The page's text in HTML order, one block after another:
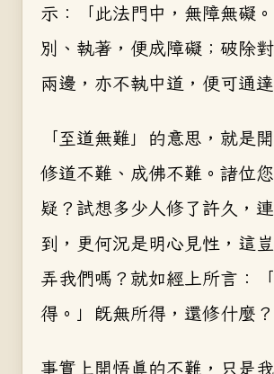
示：「此法門中，無障無礙
別、執著，便成障礙；破除
兩邊，亦不執中道，便可通達
「至道無難」的意思，就是
修道不難、成佛不難。諸位
疑？試想多少人修了許久，
到，更何況是明心見性，這
弄我們嗎？就如經上所言：
得。」既無所得，還修什麼？
事實上開悟真的不難，只是